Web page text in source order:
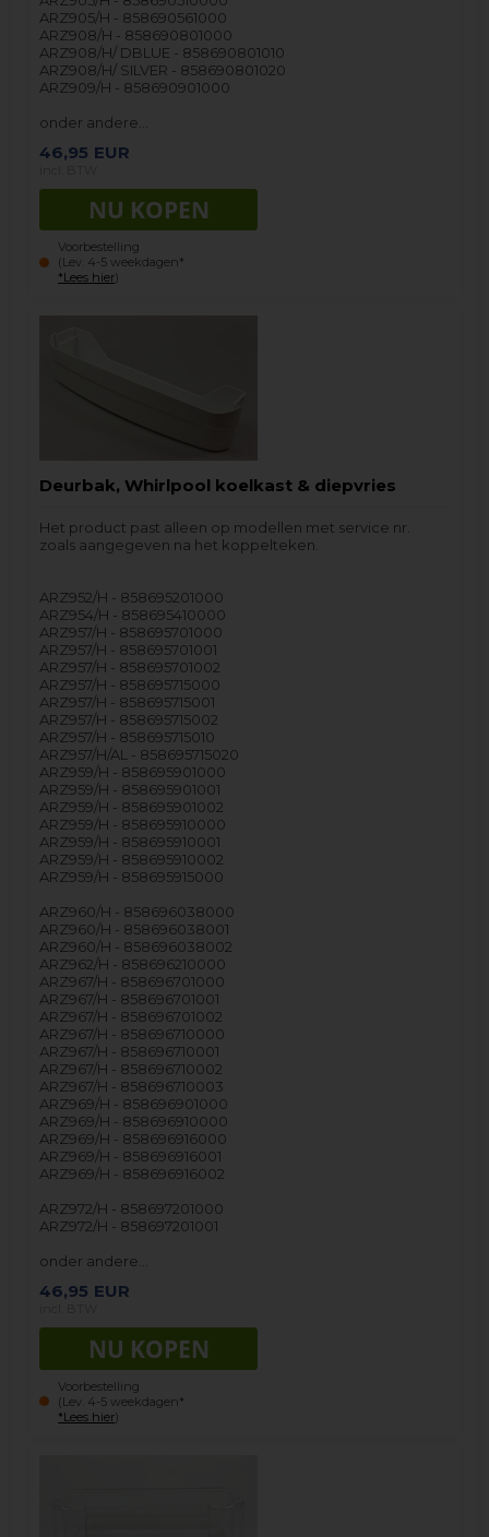
ARZ905/H - 858690561000
ARZ908/H - 858690801000
ARZ908/H/ DBLUE - 858690801010
ARZ908/H/ SILVER - 858690801020
ARZ909/H - 858690901000
onder andere…
46,95 EUR
Voorbestelling
(Lev. 4-5 weekdagen*
*Lees hier)
Deurbak, Whirlpool koelkast & diepvries
Het product past alleen op modellen met service nr.
zoals aangegeven na het koppelteken.
ARZ952/H - 858695201000
ARZ954/H - 858695410000
ARZ957/H - 858695701000
ARZ957/H - 858695701001
ARZ957/H - 858695701002
ARZ957/H - 858695715000
ARZ957/H - 858695715001
ARZ957/H - 858695715002
ARZ957/H - 858695715010
ARZ957/H/AL - 858695715020
ARZ959/H - 858695901000
ARZ959/H - 858695901001
ARZ959/H - 858695901002
ARZ959/H - 858695910000
ARZ959/H - 858695910001
ARZ959/H - 858695910002
ARZ959/H - 858695915000
ARZ960/H - 858696038000
ARZ960/H - 858696038001
ARZ960/H - 858696038002
ARZ962/H - 858696210000
ARZ967/H - 858696701000
ARZ967/H - 858696701001
ARZ967/H - 858696701002
ARZ967/H - 858696710000
ARZ967/H - 858696710001
ARZ967/H - 858696710002
ARZ967/H - 858696710003
ARZ969/H - 858696901000
ARZ969/H - 858696910000
ARZ969/H - 858696916000
ARZ969/H - 858696916001
ARZ969/H - 858696916002
ARZ972/H - 858697201000
ARZ972/H - 858697201001
onder andere…
46,95 EUR
Voorbestelling
(Lev. 4-5 weekdagen*
*Lees hier)